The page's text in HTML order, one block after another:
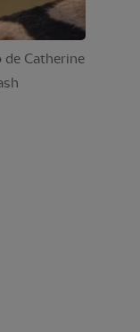
Catherine